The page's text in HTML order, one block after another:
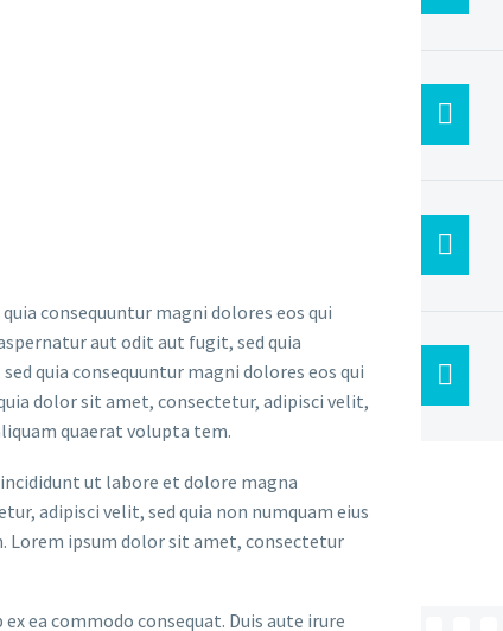
consequuntur magni dolores eos qui
aut odit aut fugit, sed quia
quia consequuntur magni dolores eos qui
dolor sit amet, consectetur, adipisci velit,
quaerat volupta tem.
ut labore et dolore magna
adipisci velit, sed quia non numquam eius
Lorem ipsum dolor sit amet, consectetur
ea commodo consequat. Duis aute irure


